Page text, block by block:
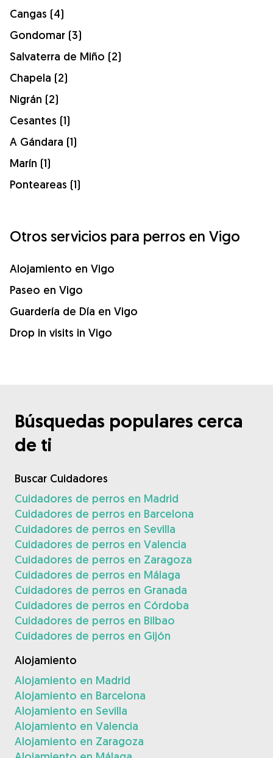
Cangas (4)
Gondomar (3)
Salvaterra de Miño (2)
Chapela (2)
Nigrán (2)
Cesantes (1)
A Gándara (1)
Marín (1)
Ponteareas (1)
Otros servicios para perros en Vigo
Alojamiento en Vigo
Paseo en Vigo
Guardería de Día en Vigo
Drop in visits in Vigo
Búsquedas populares cerca
de ti
Buscar Cuidadores
Cuidadores de perros en Madrid
Cuidadores de perros en Barcelona
Cuidadores de perros en Sevilla
Cuidadores de perros en Valencia
Cuidadores de perros en Zaragoza
Cuidadores de perros en Málaga
Cuidadores de perros en Granada
Cuidadores de perros en Córdoba
Cuidadores de perros en Bilbao
Cuidadores de perros en Gijón
Alojamiento
Alojamiento en Madrid
Alojamiento en Barcelona
Alojamiento en Sevilla
Alojamiento en Valencia
Alojamiento en Zaragoza